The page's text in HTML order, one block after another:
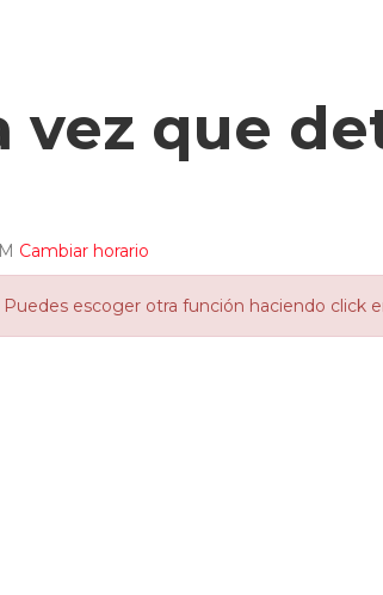
vez que
Cambiar horario
Puedes escoger otra función haciendo click